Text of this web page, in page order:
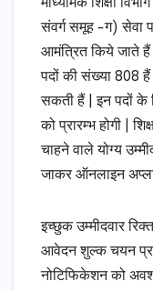
संवर्ग समूह -ग) सेवा
आमंत्रित किये जाते
पदों की संख्या 808 हैं
सकती हैं | इन पदों के
को प्रारम्भ होगी |
चाहने वाले योग्य
जाकर ऑनलाइन
इच्छुक उम्मीदवार
आवेदन शुल्क चयन
नोटिफिकेशन को